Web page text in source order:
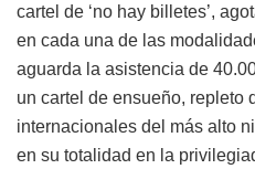
cartel de ‘no hay billetes’,
en cada una de las
aguarda la asistencia de
un cartel de ensueño, repleto
internacionales del más alto
en su totalidad en la